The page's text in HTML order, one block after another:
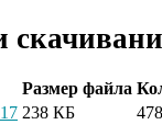
Размер файла
238 КБ
478